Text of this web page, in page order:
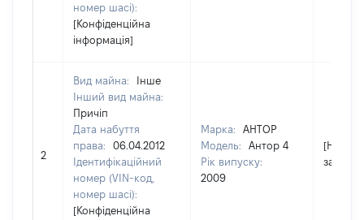
номер шасі):
[Конфіденційна
інформація]
2
Вид майна:
Інше
Інший вид майна:
Причіп
Дата набуття
права:
06.04.2012
Ідентифікаційний
номер (VIN-код,
номер шасі):
[Конфіденційна
Марка:
АНТОР
Модель:
Антор 4
Рік випуску:
2009
[Не